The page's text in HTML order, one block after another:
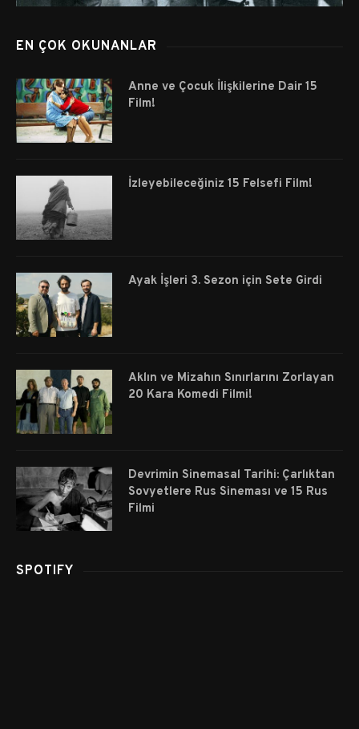
EN ÇOK OKUNANLAR
Anne ve Çocuk İlişkilerine Dair 15
Film!
İzleyebileceğiniz 15 Felsefi Film!
Ayak İşleri 3. Sezon için Sete Girdi
Aklın ve Mizahın Sınırlarını Zorlayan
20 Kara Komedi Filmi!
Devrimin Sinemasal Tarihi: Çarlıktan
Sovyetlere Rus Sineması ve 15 Rus
Filmi
SPOTIFY